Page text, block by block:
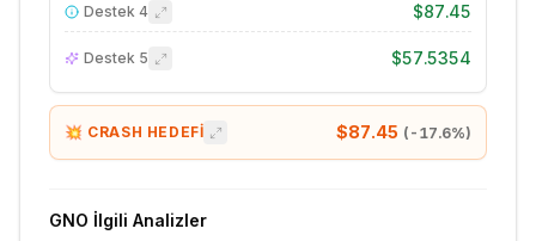
Destek 4 $87.45
Destek 5 $57.5354
💥 CRASH HEDEFİ $87.45 ( -17.6%)
GNO İlgili Analizler